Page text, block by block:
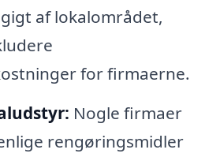
af lokalområdet,
for firmaerne.
Nogle firmaer
rengøringsmidler